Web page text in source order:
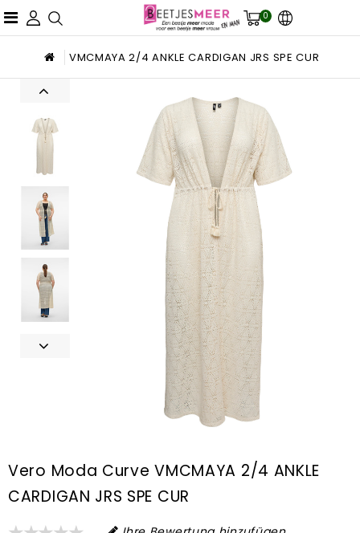
0
VMCMAYA 2/4 ANKLE CARDIGAN JRS SPE CUR
Vero Moda Curve VMCMAYA 2/4 ANKLE
CARDIGAN JRS SPE CUR